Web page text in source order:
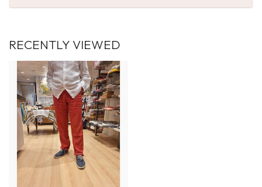
RECENTLY VIEWED